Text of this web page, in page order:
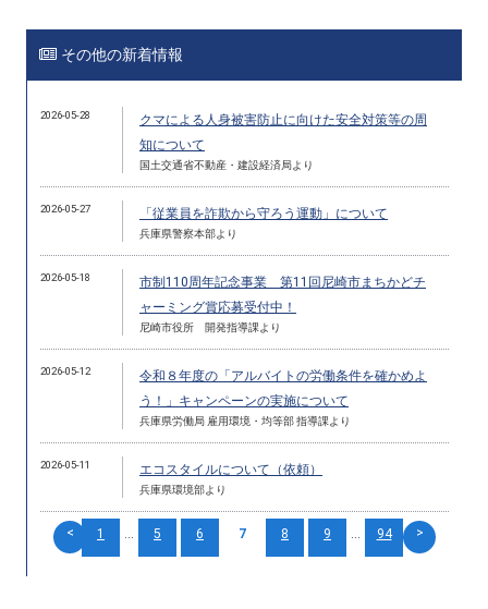
その他の新着情報
2026-05-28
クマによる人身被害防止に向けた安全対策等の周
知について
国土交通省不動産・建設経済局より
2026-05-27 「従業員を詐欺から守ろう運動」について
兵庫県警察本部より
2026-05-18
市制110周年記念事業 第11回尼崎市まちかどチ
ャーミング賞応募受付中！
尼崎市役所 開発指導課より
2026-05-12
令和８年度の「アルバイトの労働条件を確かめよ
う！」キャンペーンの実施について
兵庫県労働局 雇用環境・均等部 指導課より
2026-05-11 エコスタイルについて（依頼）
兵庫県環境部より
< 1 ... 5 6 7 8 9 ... 94 >